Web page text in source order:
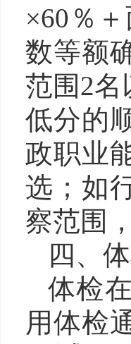
×60％
数等额
范围2名
低分的
政职业
选；如
察范围
四、
体检
用体检